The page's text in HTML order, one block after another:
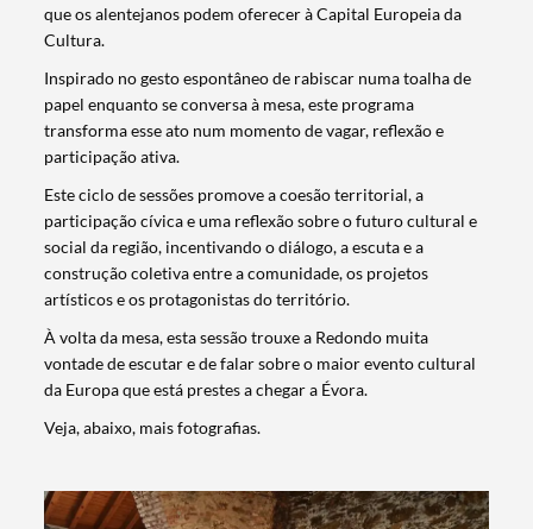
que os alentejanos podem oferecer à Capital Europeia da
Cultura.
Inspirado no gesto espontâneo de rabiscar numa toalha de
papel enquanto se conversa à mesa, este programa
transforma esse ato num momento de vagar, reflexão e
participação ativa.
Este ciclo de sessões promove a coesão territorial, a
participação cívica e uma reflexão sobre o futuro cultural e
social da região, incentivando o diálogo, a escuta e a
construção coletiva entre a comunidade, os projetos
artísticos e os protagonistas do território.
À volta da mesa, esta sessão trouxe a Redondo muita
vontade de escutar e de falar sobre o maior evento cultural
da Europa que está prestes a chegar a Évora.
Veja, abaixo, mais fotografias.